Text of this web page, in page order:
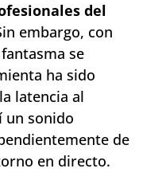
del
embargo, con
se
ha sido
latencia al
un sonido
de
en directo.